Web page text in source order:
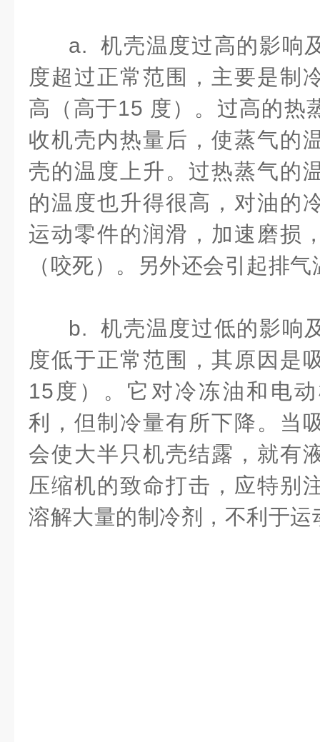
a. 机壳温度过高的影响
度超过正常范围，主要是制
高（高于15 度）。过高的热
收机壳内热量后，使蒸气的
壳的温度上升。过热蒸气的
的温度也升得很高，对油的
运动零件的润滑，加速磨损
（咬死）。另外还会引起排
b. 机壳温度过低的影响
度低于正常范围，其原因是
15度）。它对冷冻油和电
利，但制冷量有所下降。当
会使大半只机壳结露，就有
压缩机的致命打击，应特别
溶解大量的制冷剂，不利于运